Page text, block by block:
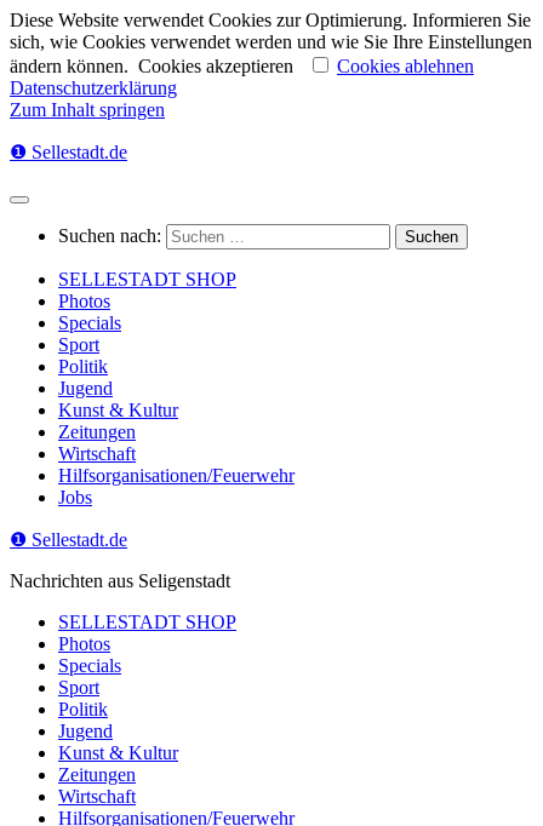
Diese Website verwendet Cookies zur Optimierung. Informieren Sie
sich, wie Cookies verwendet werden und wie Sie Ihre Einstellungen
ändern können. Cookies akzeptieren
Cookies ablehnen
Datenschutzerklärung
Zum Inhalt springen
❶ Sellestadt.de
Suchen nach:
SELLESTADT SHOP
Photos
Specials
Sport
Politik
Jugend
Kunst & Kultur
Zeitungen
Wirtschaft
Hilfsorganisationen/Feuerwehr
Jobs
❶ Sellestadt.de
Nachrichten aus Seligenstadt
SELLESTADT SHOP
Photos
Specials
Sport
Politik
Jugend
Kunst & Kultur
Zeitungen
Wirtschaft
Hilfsorganisationen/Feuerwehr